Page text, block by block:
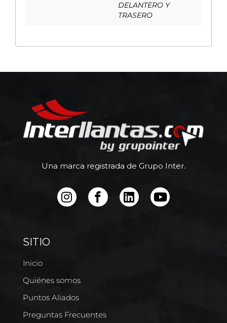
DELANTERO Y
TRASERO
Una marca registrada de Grupo Inter.
SITIO
Inicio
Quiénes somos
Puntos Aliados
Preguntas Frecuentes